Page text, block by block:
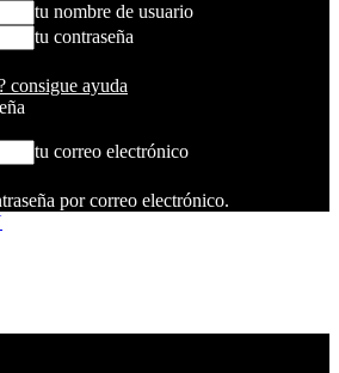
tu nombre de usuario
tu contraseña
consigue ayuda
tu correo electrónico
por correo electrónico.